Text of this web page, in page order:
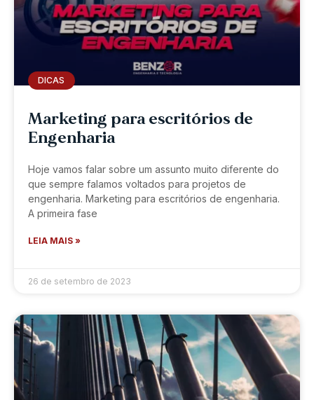
DICAS
Marketing para escritórios de
Engenharia
Hoje vamos falar sobre um assunto muito diferente do
que sempre falamos voltados para projetos de
engenharia. Marketing para escritórios de engenharia.
A primeira fase
LEIA MAIS »
26 de setembro de 2023